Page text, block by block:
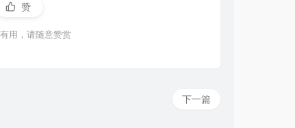
赞
用，请随意赞赏
下一篇